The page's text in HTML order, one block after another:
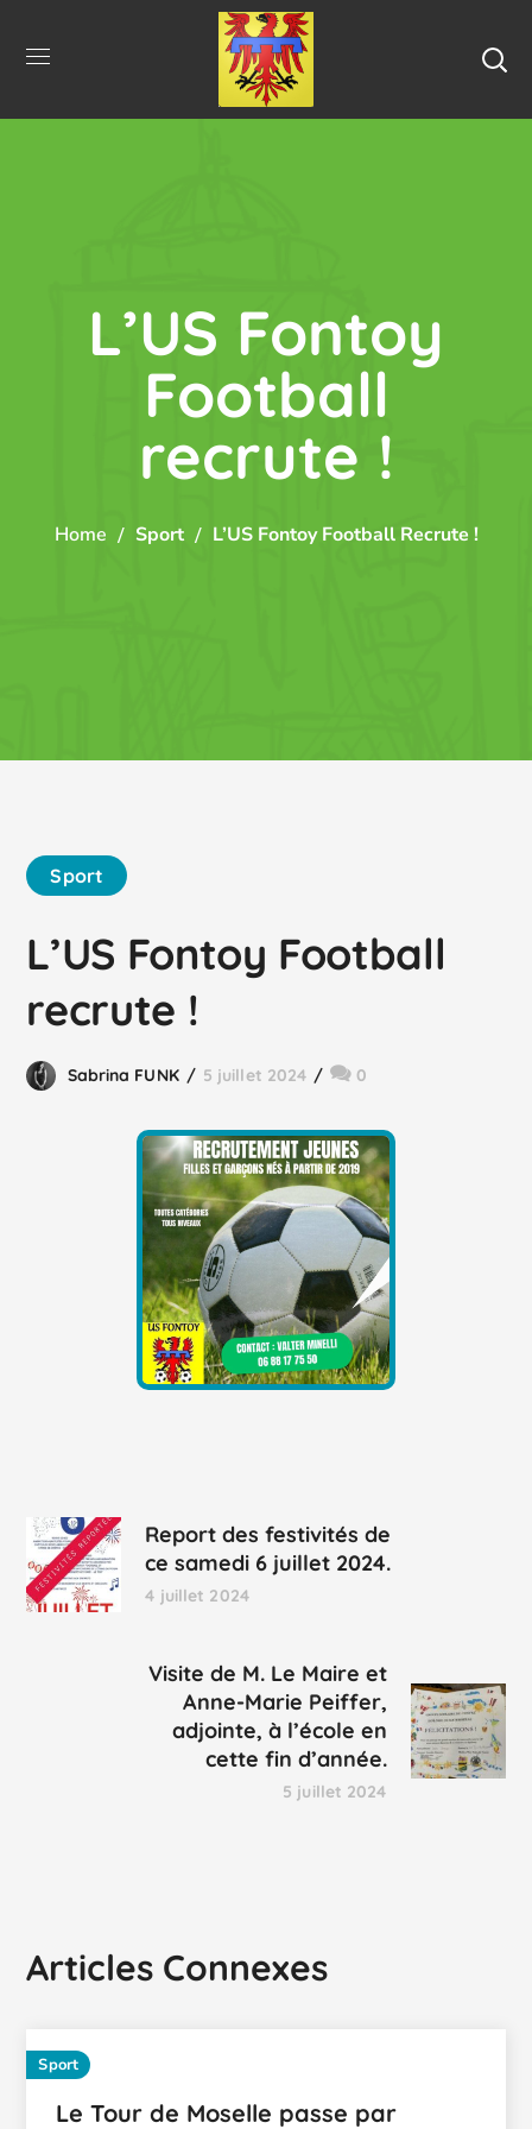
L’US Fontoy
Football
recrute !
Home Sport L’US Fontoy Football Recrute !
Sport
L’US Fontoy Football
recrute !
Sabrina FUNK 5 juillet 2024 0
Report des festivités de
ce samedi 6 juillet 2024.
4 juillet 2024
Visite de M. Le Maire et
Anne-Marie Peiffer,
adjointe, à l’école en
cette fin d’année.
5 juillet 2024
Articles Connexes
Sport
Le Tour de Moselle passe par